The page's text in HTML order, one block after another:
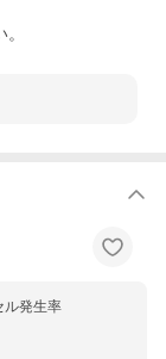
ル発生率